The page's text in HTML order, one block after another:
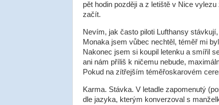
pět hodin později a z letiště v Nice
začít.
Nevím, jak často piloti Lufthansy
Monaka jsem vůbec nechtěl, téměř mi
Nakonec jsem si koupil letenku a smířil
ani nám příliš k ničemu nebude,
Pokud na zítřejším téměřoskarovém
Karma. Stávka. V letadle zapomenutý
dle jazyka, kterým konverzoval s